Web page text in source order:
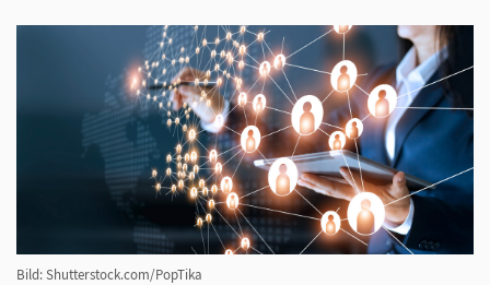
Bild: Shutterstock.com/PopTika